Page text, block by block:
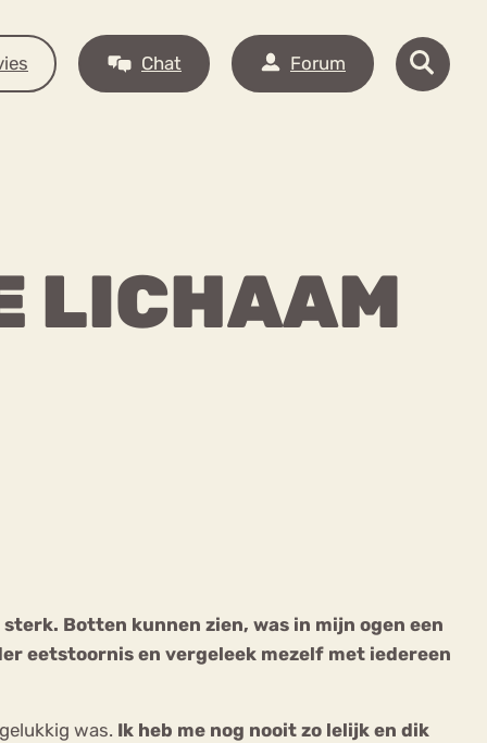
Chat Forum
LICHAAM
Botten kunnen zien, was in mijn ogen een
eetstoornis en vergeleek mezelf met iedereen
was. Ik heb me nog nooit zo lelijk en dik